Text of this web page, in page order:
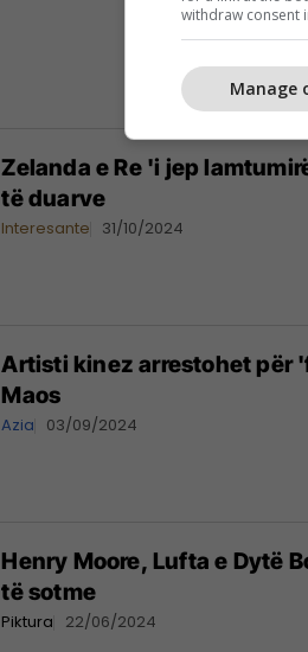
Zelanda e Re 'i jep
të duarve
Interesante 31/10/2024
Artisti kinez arrestohet për
Maos
Azia 03/09/2024
Henry Moore, Lufta e Dytë
të sotme
Piktura 22/06/2024
withdraw consent
Manage